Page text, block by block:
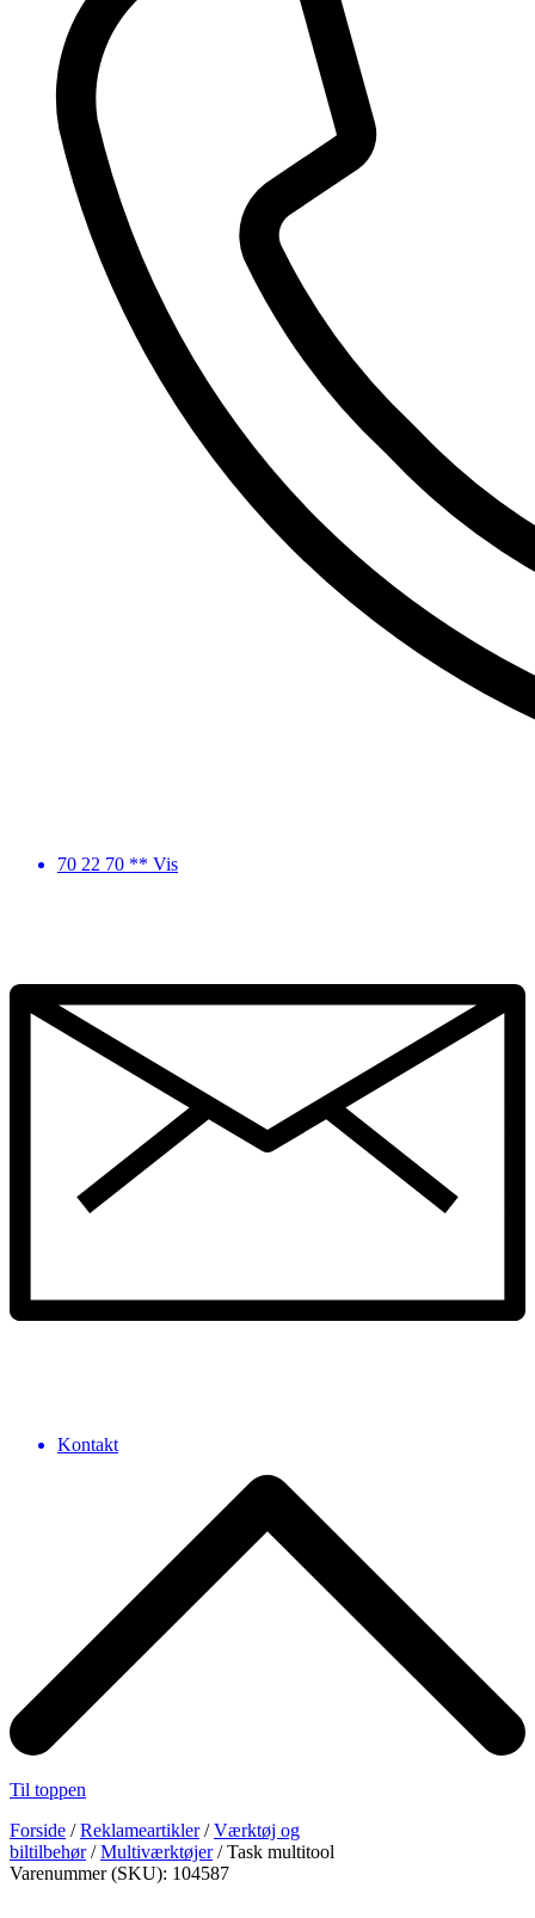
70 22 70 ** Vis
Kontakt
Til toppen
Forside /Reklameartikler/Værktøj og
biltilbehør/Multiværktøjer/ Task multitool
Varenummer (SKU): 104587